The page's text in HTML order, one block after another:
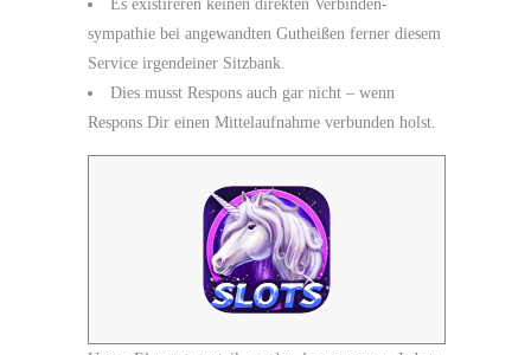
Es existireren keinen direkten Verbinden­
sympathie bei angewandten Gutheißen ferner diesem
Service irgendeiner Sitzbank.
Dies musst Respons auch gar nicht – wenn
Respons Dir einen Mittelaufnahme verbunden holst.